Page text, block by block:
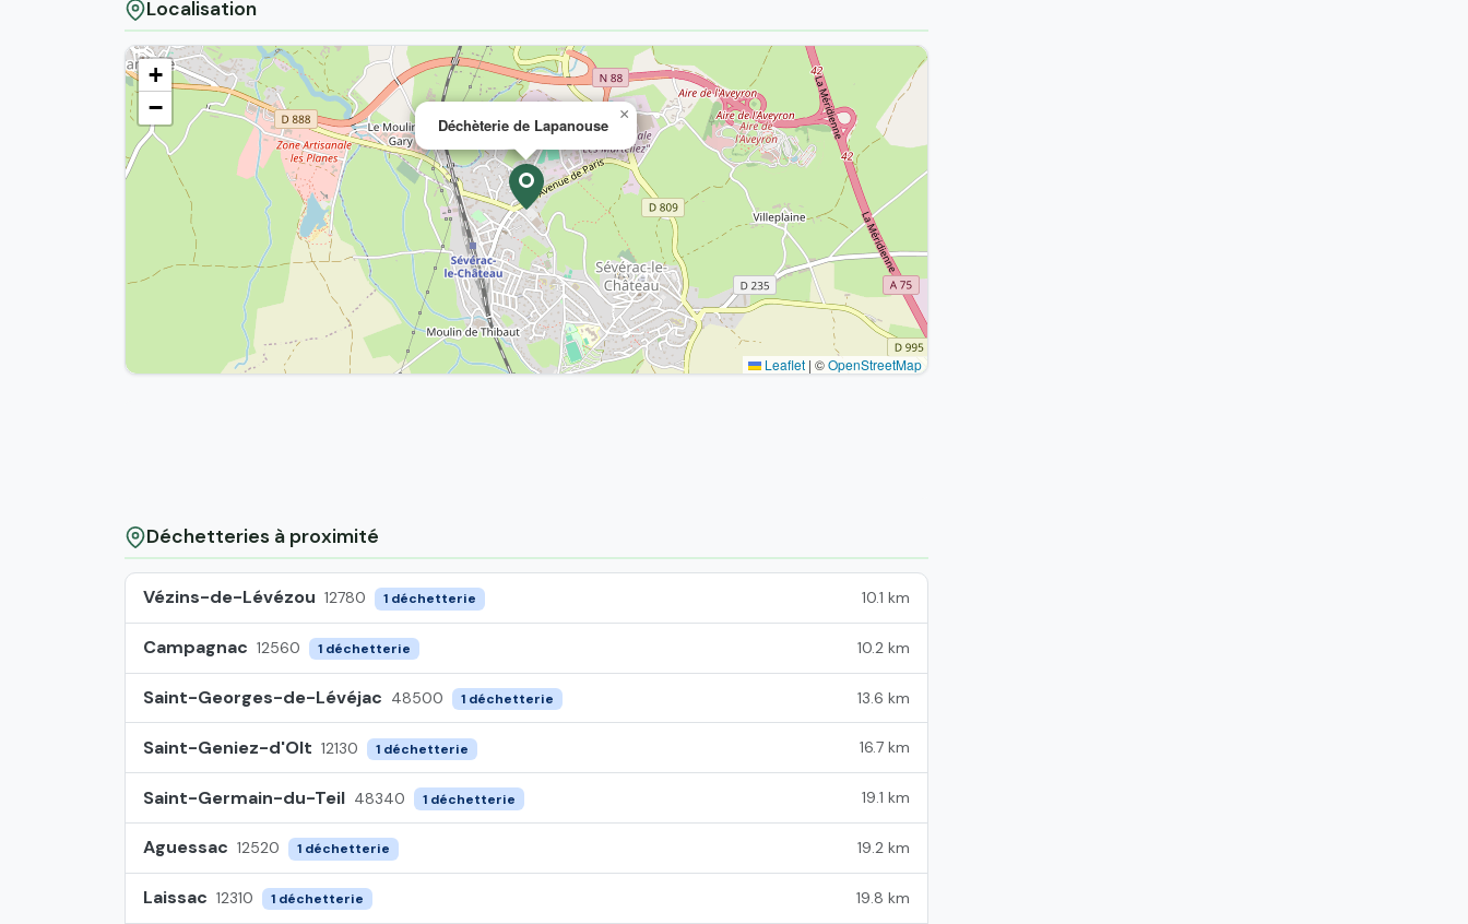
Localisation
Déchèterie de Lapanouse
×
+
−
Leaflet | ©OpenStreetMap
Déchetteries à proximité
Vézins-de-Lévézou 12780 1 déchetterie 10.1 km
Campagnac 12560 1 déchetterie 10.2 km
Saint-Georges-de-Lévéjac 48500 1 déchetterie 13.6 km
Saint-Geniez-d'Olt 12130 1 déchetterie 16.7 km
Saint-Germain-du-Teil 48340 1 déchetterie 19.1 km
Aguessac 12520 1 déchetterie 19.2 km
Laissac 12310 1 déchetterie 19.8 km